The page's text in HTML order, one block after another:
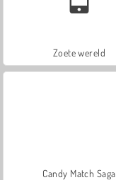
Zoete wereld
Candy Match Saga